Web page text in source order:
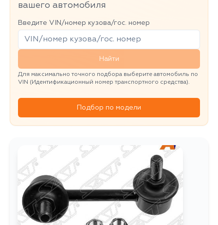
вашего автомобиля
Введите VIN/номер кузова/гос. номер
Найти
Для максимально точного подбора выберите автомобиль по
VIN (Идентификационный номер транспортного средства).
Подбор по модели